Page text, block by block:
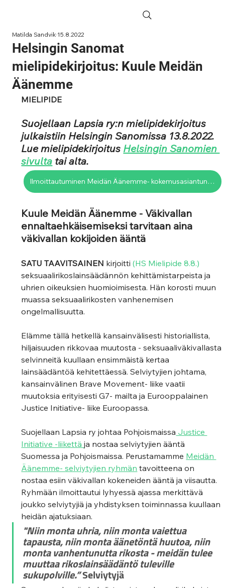
Helsingin Sanomat
mielipidekirjoitus: Kuule Meidän
Äänemme
Matilda Sandvik15.8.2022
MIELIPIDE
Suojellaan Lapsia ry:n mielipidekirjoitus
julkaistiin Helsingin Sanomissa 13.8.2022.
Lue mielipidekirjoitus Helsingin Sanomien
sivulta tai alta.
Ilmoittautuminen Meidän Äänemme- kokemusasiantuntijaryhmään
Kuule Meidän Äänemme - Väkivallan
ennaltaehkäisemiseksi tarvitaan aina
väkivallan kokijoiden ääntä
SATU TAAVITSAINEN kirjoitti (HS Mielipide 8.8.)
seksuaalirikoslainsäädännön kehittämistarpeista ja
uhrien oikeuksien huomioimisesta. Hän korosti muun
muassa seksuaalirikosten vanhenemisen
ongelmallisuutta.
Elämme tällä hetkellä kansainvälisesti historiallista,
hiljaisuuden rikkovaa muutosta - seksuaaliväkivallasta
selvinneitä kuullaan ensimmäistä kertaa
lainsäädäntöä kehitettäessä. Selviytyjien johtama,
kansainvälinen Brave Movement- liike vaatii
muutoksia erityisesti G7- mailta ja Eurooppalainen
Justice Initiative- liike Euroopassa.
Suojellaan Lapsia ry johtaa Pohjoismaissa Justice
Initiative -liikettä ja nostaa selviytyjien ääntä
Suomessa ja Pohjoismaissa. Perustamamme Meidän
Äänemme- selviytyjien ryhmän tavoitteena on
nostaa esiin väkivallan kokeneiden ääntä ja viisautta.
Ryhmään ilmoittautui lyhyessä ajassa merkittävä
joukko selviytyjiä ja yhdistyksen toiminnassa kuullaan
heidän ajatuksiaan.
"Niin monta uhria, niin monta vaiettua
tapausta, niin monta äänetöntä huutoa, niin
monta vanhentunutta rikosta - meidän tulee
muuttaa rikoslainsäädäntö tuleville
sukupolville.” Selviytyjä